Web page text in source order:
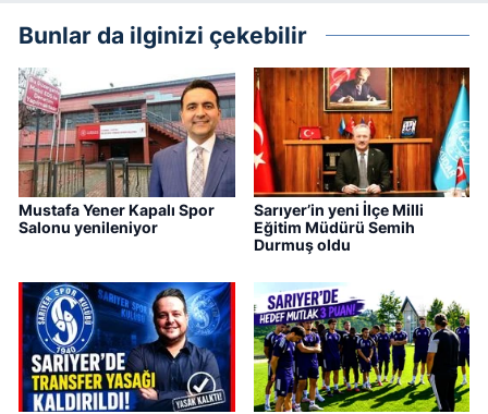
Bunlar da ilginizi çekebilir
Mustafa Yener Kapalı Spor
Salonu yenileniyor
Sarıyer’in yeni İlçe Milli
Eğitim Müdürü Semih
Durmuş oldu